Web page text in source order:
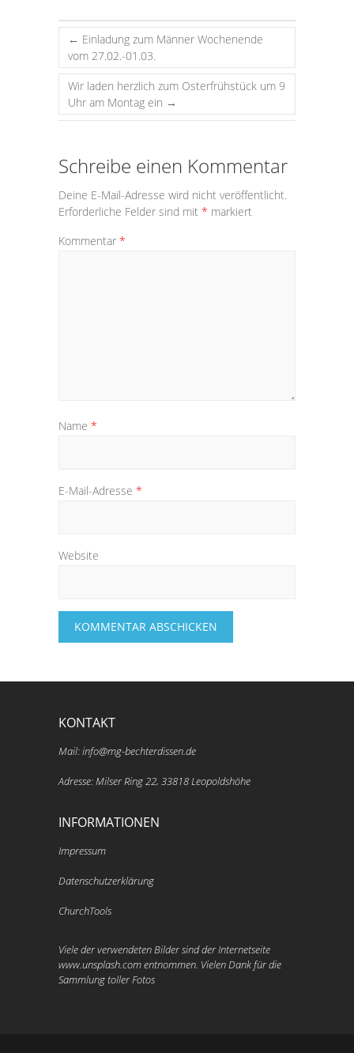
← Einladung zum Männer Wochenende
vom 27.02.-01.03.
Wir laden herzlich zum Osterfrühstück um 9
Uhr am Montag ein →
Schreibe einen Kommentar
Deine E-Mail-Adresse wird nicht veröffentlicht.
Erforderliche Felder sind mit * markiert
Kommentar *
Name *
E-Mail-Adresse *
Website
KONTAKT
Mail: info@mg-bechterdissen.de
Adresse: Milser Ring 22, 33818 Leopoldshöhe
INFORMATIONEN
Impressum
Datenschutzerklärung
ChurchTools
Viele der verwendeten Bilder sind der Internetseite
www.unsplash.com entnommen. Vielen Dank für die
Sammlung toller Fotos